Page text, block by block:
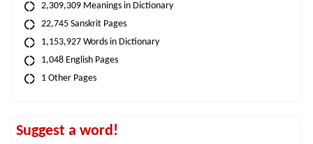
2,309,309 Meanings in Dictionary
22,745 Sanskrit Pages
1,153,927 Words in Dictionary
1,048 English Pages
1 Other Pages
Suggest a word!